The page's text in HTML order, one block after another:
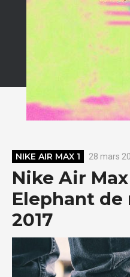
NIKE AIR MAX 1 28 mars
Nike Air
Elephant
2017